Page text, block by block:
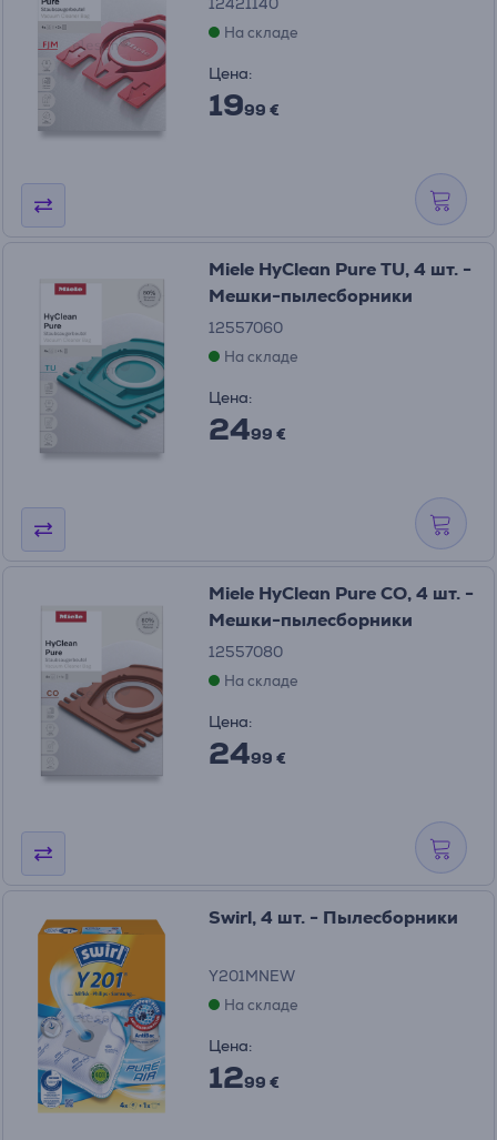
12421140
На складе
Цена:
1999 €
Miele HyClean Pure TU, 4 шт. -
Мешки-пылесборники
12557060
На складе
Цена:
2499 €
Miele HyClean Pure CO, 4 шт. -
Мешки-пылесборники
12557080
На складе
Цена:
2499 €
Swirl, 4 шт. - Пылесборники
Y201MNEW
На складе
Цена:
1299 €